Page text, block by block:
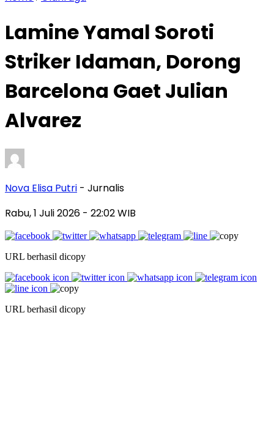
Lamine Yamal Soroti
Striker Idaman, Dorong
Barcelona Gaet Julian
Alvarez
Nova Elisa Putri - Jurnalis
Rabu, 1 Juli 2026 - 22:02 WIB
URL berhasil dicopy
URL berhasil dicopy